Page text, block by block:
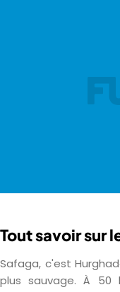
Tout savoir sur
Safaga, c'est
plus sauvage. À